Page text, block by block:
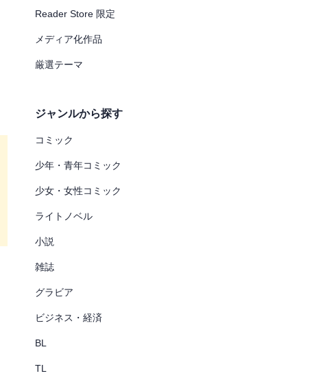
Reader Store 限定
メディア化作品
厳選テーマ
ジャンルから探す
コミック
少年・青年コミック
少女・女性コミック
ライトノベル
小説
雑誌
グラビア
ビジネス・経済
BL
TL